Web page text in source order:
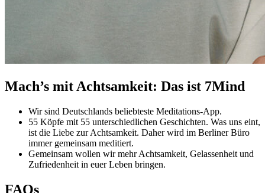
Mach’s mit Achtsamkeit: Das ist 7Mind
Wir sind Deutschlands beliebteste Meditations-App.
55 Köpfe mit 55 unterschiedlichen Geschichten. Was uns eint,
ist die Liebe zur Achtsamkeit. Daher wird im Berliner Büro
immer gemeinsam meditiert.
Gemeinsam wollen wir mehr Achtsamkeit, Gelassenheit und
Zufriedenheit in euer Leben bringen.
FAQs